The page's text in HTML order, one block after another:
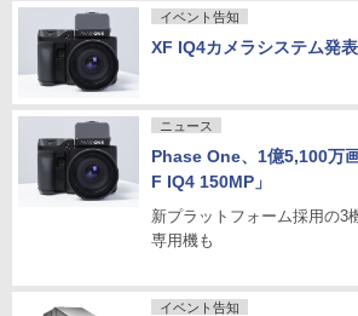
イベント告知
XF IQ4カメラシステム発
ニュース
Phase One、1億5,100万
F IQ4 150MP」
新プラットフォーム採用の
専用機も
イベント告知